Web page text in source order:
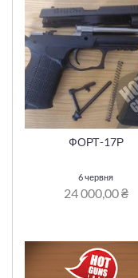
ФОРТ-17Р
6 червня
24 000,00 ₴